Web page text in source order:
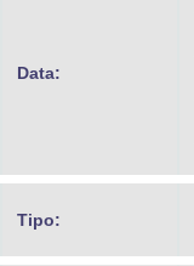
Data:
Tipo: